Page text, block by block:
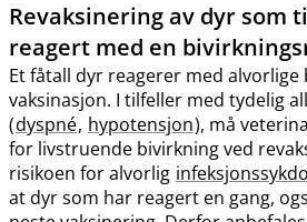
Revaksinering av dyr som
reagert med en
Et fåtall dyr reagerer med
vaksinasjon. I tilfeller med tydelig
(dyspné, hypotensjon), må
for livstruende bivirkning ved
risikoen for alvorlig
at dyr som har reagert en gang,